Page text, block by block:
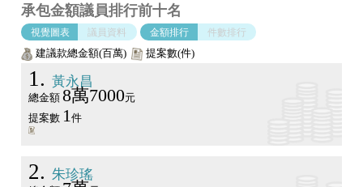
承包金額議員排行前十名
視覺圖表 議員資料 金額排行 件數排行
建議款總金額(百萬) 提案數(件)
1 黃永昌
總金額 8萬7000元
提案數 1件
2 朱珍瑤